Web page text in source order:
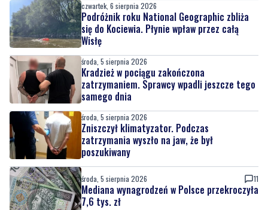
czwartek, 6 sierpnia 2026
Podróżnik roku National Geographic zbliża
się do Kociewia. Płynie wpław przez całą
Wisłę
środa, 5 sierpnia 2026
Kradzież w pociągu zakończona
zatrzymaniem. Sprawcy wpadli jeszcze tego
samego dnia
środa, 5 sierpnia 2026
Zniszczył klimatyzator. Podczas
zatrzymania wyszło na jaw, że był
poszukiwany
środa, 5 sierpnia 2026 11
Mediana wynagrodzeń w Polsce przekroczyła
7,6 tys. zł